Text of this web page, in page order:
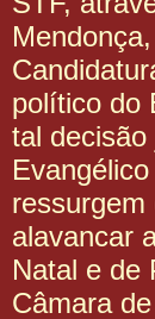
político do
tal
alavancar
Natal e de
Câmara